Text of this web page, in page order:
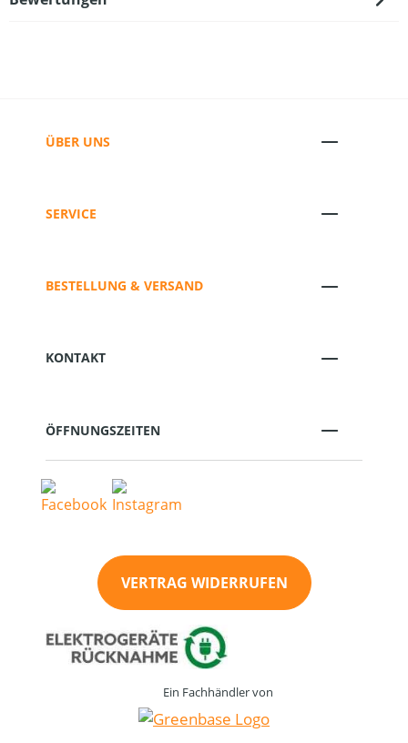
ÜBER UNS
SERVICE
BESTELLUNG & VERSAND
KONTAKT
ÖFFNUNGSZEITEN
VERTRAG WIDERRUFEN
Ein Fachhändler von